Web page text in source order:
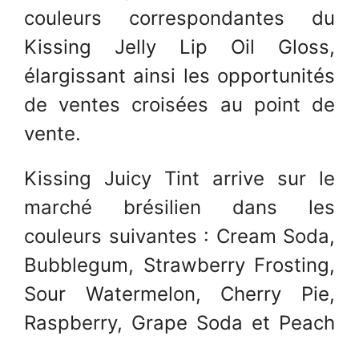
couleurs correspondantes du
Kissing Jelly Lip Oil Gloss,
élargissant ainsi les opportunités
de ventes croisées au point de
vente.
Kissing Juicy Tint arrive sur le
marché brésilien dans les
couleurs suivantes : Cream Soda,
Bubblegum, Strawberry Frosting,
Sour Watermelon, Cherry Pie,
Raspberry, Grape Soda et Peach